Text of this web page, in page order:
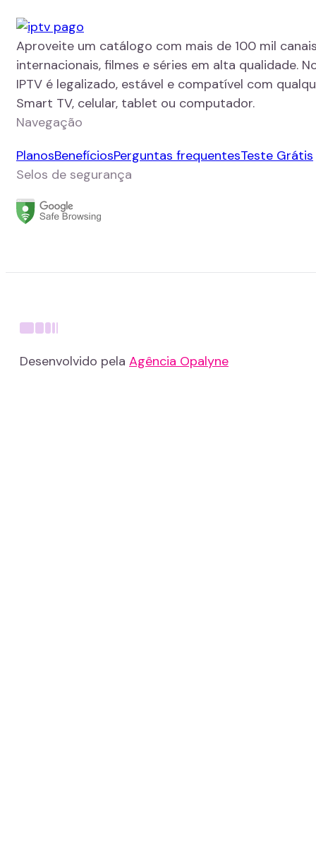
Aproveite um catálogo com mais de 100 mil
internacionais, filmes e séries em alta qualidade.
IPTV é legalizado, estável e compatível com
Smart TV, celular, tablet ou computador.
Navegação
PlanosBenefíciosPerguntas frequentesTeste Grátis
Selos de segurança
Desenvolvido pela Agência Opalyne